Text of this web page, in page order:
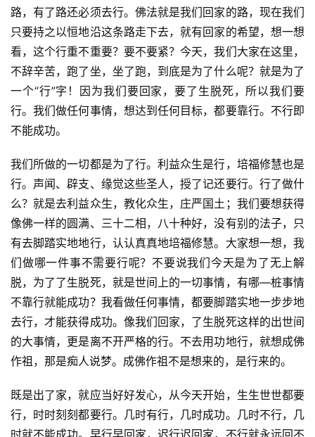
资
讯
八
点
僧
音
僧
访
谈
路，有了路还必须去行。佛法就是我们回家的路，现在我们
只要持之以恒地沿这条路走下去，就有回家的希望，想一想
看，这个行重不重要？要不要紧？今天，我们大家在这里，
不辞辛苦，跑了坐，坐了跑，到底是为了什么呢？就是为了
一个“行”字！因为我们要回家，要了生脱死，所以我们要
行。我们做任何事情，想达到任何目标，都要靠行。不行即
不能成功。
我们所做的一切都是为了行。利益众生是行，培福修慧也是
行。声闻、辟支、缘觉这些圣人，授了记还要行。行了做什
么？就是去利益众生，教化众生，庄严国土；我们要想获得
像佛一样的圆满、三十二相，八十种好，没有别的法子，只
有去脚踏实地地行，认认真真地培福修慧。大家想一想，我
们做哪一件事不需要行呢？不要说我们今天是为了无上解
脱，为了了生脱死，就是世间上的一切事情，有哪—桩事情
不靠行就能成功？我看做任何事情，都要脚踏实地一步步地
去行，才能获得成功。像我们回家，了生脱死这样的出世间
的大事情，更是离不开严格的行。不去用功地行，就想成佛
作祖，那是痴人说梦。成佛作祖不是想来的，是行来的。
既是出了家，就应当好好发心，从今天开始，生生世世都要
行，时时刻刻都要行。几时有行，几时成功。几时不行，几
时就不能成功。早行早回家，迟行迟回家，不行就永远回不